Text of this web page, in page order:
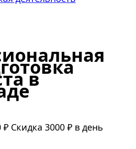
в
₽ Скидка 3000 ₽ в день